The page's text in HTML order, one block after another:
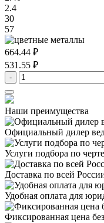
2.4
30
57
664.44 ₽
531.55 ₽
-
Наши преимущества
Официальный дилер
Услуги подбора по
Доставка по всей
Удобная оплата для
Фиксированная цена